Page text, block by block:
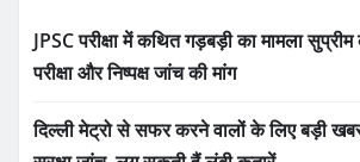
JPSC परीक्षा में कथित गड़बड़ी का मामला सुप्रीम
परीक्षा और निष्पक्ष जांच की मांग
दिल्ली मेट्रो से सफर करने वालों के लिए बड़ी